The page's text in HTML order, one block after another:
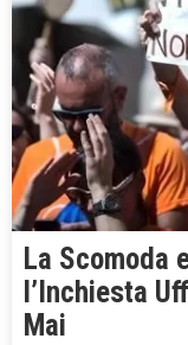
La Scomoda
l’Inchiesta
Mai